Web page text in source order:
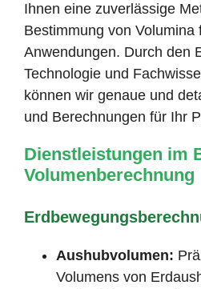
Ihnen eine zuverlässige
Bestimmung von Volumina
Anwendungen. Durch den
Technologie und
können wir genaue und
und Berechnungen für Ihr
Dienstleistungen im
Volumenberechnung
Aushubvolumen:
Volumens von